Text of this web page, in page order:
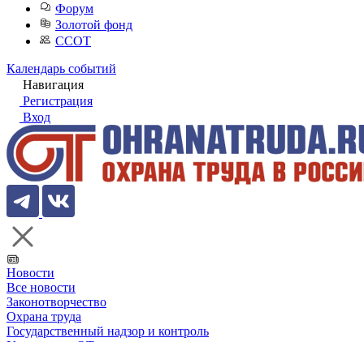
Форум
Золотой фонд
ССОТ
Календарь событий
Навигация
Регистрация
Вход
Новости
Все новости
Законотворчество
Охрана труда
Государственный надзор и контроль